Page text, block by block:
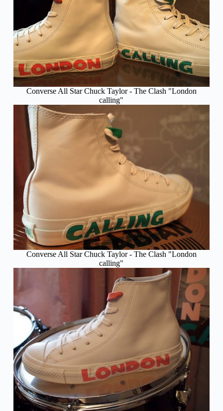
Converse All Star Chuck Taylor - The Clash "London
calling"
Converse All Star Chuck Taylor - The Clash "London
calling"